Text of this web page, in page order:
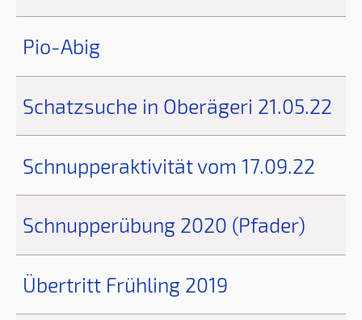
Pio-Abig
Schatzsuche in Oberägeri 21.05.22
Schnupperaktivität vom 17.09.22
Schnupperübung 2020 (Pfader)
Übertritt Frühling 2019